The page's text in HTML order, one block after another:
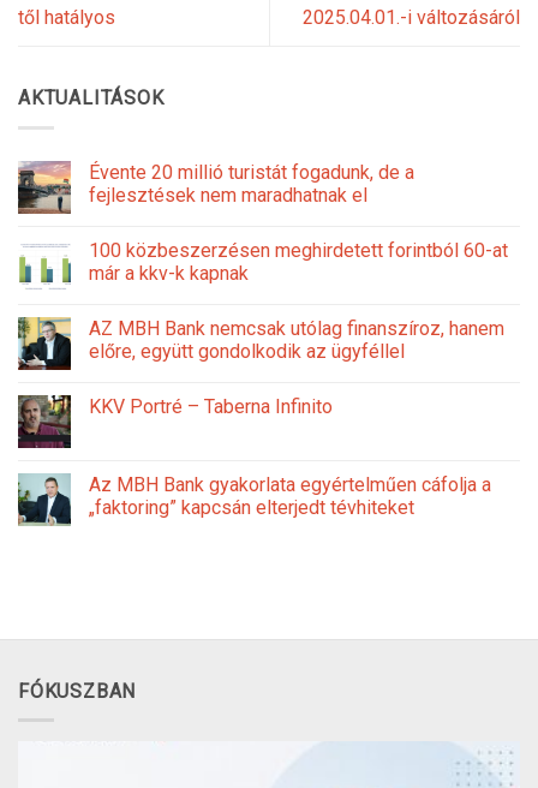
től hatályos
2025.04.01.-i változásáról
AKTUALITÁSOK
Évente 20 millió turistát fogadunk, de a
fejlesztések nem maradhatnak el
100 közbeszerzésen meghirdetett forintból 60-at
már a kkv-k kapnak
AZ MBH Bank nemcsak utólag finanszíroz, hanem
előre, együtt gondolkodik az ügyféllel
KKV Portré – Taberna Infinito
Az MBH Bank gyakorlata egyértelműen cáfolja a
„faktoring” kapcsán elterjedt tévhiteket
FÓKUSZBAN